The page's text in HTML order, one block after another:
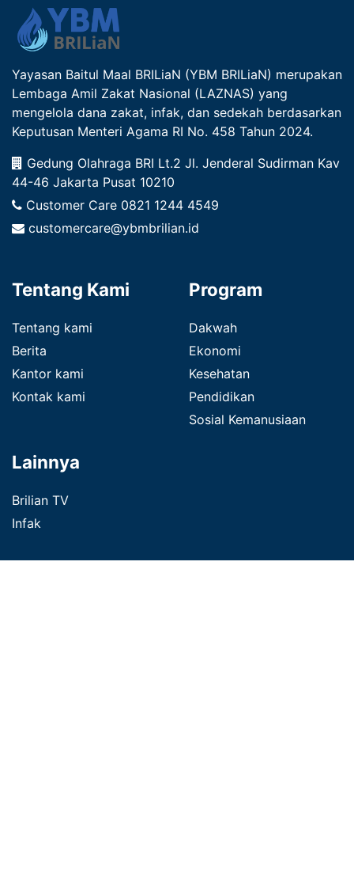
Yayasan Baitul Maal BRILiaN (YBM BRILiaN) merupakan
Lembaga Amil Zakat Nasional (LAZNAS) yang
mengelola dana zakat, infak, dan sedekah berdasarkan
Keputusan Menteri Agama RI No. 458 Tahun 2024.
Gedung Olahraga BRI Lt.2 Jl. Jenderal Sudirman Kav
44-46 Jakarta Pusat 10210
Customer Care 0821 1244 4549
customercare@ybmbrilian.id
Tentang Kami
Tentang kami
Berita
Kantor kami
Kontak kami
Program
Dakwah
Ekonomi
Kesehatan
Pendidikan
Sosial Kemanusiaan
Lainnya
Brilian TV
Infak